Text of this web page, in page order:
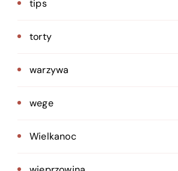
tips
torty
warzywa
wege
Wielkanoc